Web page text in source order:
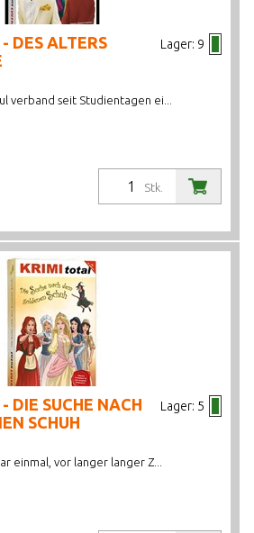
Lager: 9
DES ALTERS
verband seit Studientagen ei...
Stk.
Lager: 5
DIE SUCHE NACH
SCHUH
einmal, vor langer langer Z...